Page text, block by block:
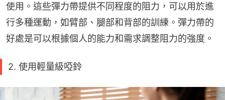
使用。這些彈力帶提供不同程度的阻力，可以用於進
行多種運動，如臂部、腿部和背部的訓練。彈力帶的
好處是可以根據個人的能力和需求調整阻力的強度。
2. 使用輕量級啞鈴